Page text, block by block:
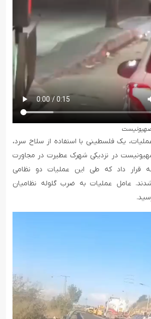
صهیونیست
یک فلسطینی با استفاده از سلاح سرد،
در نزدیکی شهرک عطیرت در مجاورت
قرار داد که طی این عملیات دو نظامی
عامل عملیات به ضرب گلوله نظامیان